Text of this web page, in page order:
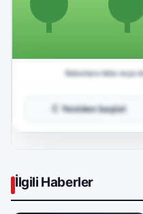
↻ Yeniden başlat
İlgili Haberler